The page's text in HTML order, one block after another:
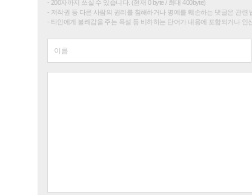
200자까지 쓰실 수 있습니다. (현재 0 byte / 최대 400byte)
저작권 등 다른 사람의 권리를 침해하거나 명예를 훼손하는 댓글은 관련
타인에게 불쾌감을 주는 욕설 등 비하하는 단어가 내용에 포함되거나 인